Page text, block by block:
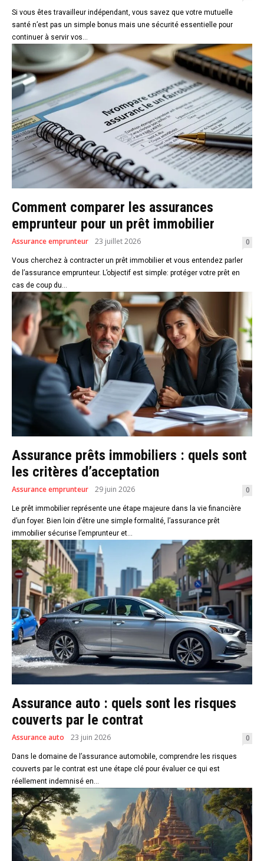
Si vous êtes travailleur indépendant, vous savez que votre mutuelle
santé n’est pas un simple bonus mais une sécurité essentielle pour
continuer à servir vos...
Comment comparer les assurances
emprunteur pour un prêt immobilier
Assurance emprunteur 23 juillet 2026 0
Vous cherchez à contracter un prêt immobilier et vous entendez parler
de l’assurance emprunteur. L’objectif est simple: protéger votre prêt en
cas de coup du...
Assurance prêts immobiliers : quels sont
les critères d’acceptation
Assurance emprunteur 29 juin 2026 0
Le prêt immobilier représente une étape majeure dans la vie financière
d’un foyer. Bien loin d’être une simple formalité, l’assurance prêt
immobilier sécurise l’emprunteur et...
Assurance auto : quels sont les risques
couverts par le contrat
Assurance auto 23 juin 2026 0
Dans le domaine de l’assurance automobile, comprendre les risques
couverts par le contrat est une étape clé pour évaluer ce qui est
réellement indemnisé en...